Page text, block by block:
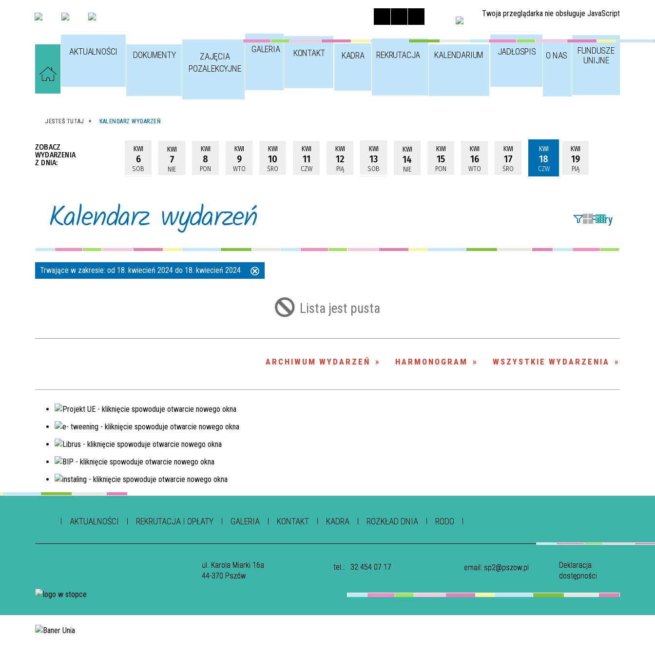
Twoja przeglądarka nie obsługuje JavaScript
AKTUALNOŚCI DOKUMENTY
ZAJĘCIA
POZALEKCYJNE
GALERIA KONTAKT KADRA REKRUTACJA KALENDARIUM JADŁOSPIS O NAS
FUNDUSZE
UNIJNE
JESTEŚ TUTAJ KALENDARZ WYDARZEŃ
ZOBACZ
WYDARZENIA
Z DNIA:
KWI
6
SOB
KWI
7
NIE
KWI
8
PON
KWI
9
WTO
KWI
10
ŚRO
KWI
11
CZW
KWI
12
PIĄ
KWI
13
SOB
KWI
14
NIE
KWI
15
PON
KWI
16
WTO
KWI
17
ŚRO
KWI
18
CZW
KWI
19
PIĄ
Kalendarz wydarzeń Filtry
Szukana fraza
Miejsce
Organizator
Trwające w zakresie: od 18. kwiecień 2024 do 18. kwiecień 2024
Lista jest pusta
WSZYSTKIE WYDARZENIA
HARMONOGRAM
ARCHIWUM WYDARZEŃ
AKTUALNOŚCI REKRUTACJA I OPŁATY GALERIA KONTAKT KADRA ROZKŁAD DNIA RODO
ul. Karola Miarki 16a
44-370 Pszów
tel.: 32 454 07 17 email: sp2@pszow.pl
Deklaracja
dostępności